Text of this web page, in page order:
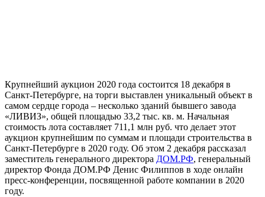
Крупнейший аукцион 2020 года состоится 18 декабря в
Санкт-Петербурге, на торги выставлен уникальный объект в
самом сердце города – несколько зданий бывшего завода
«ЛИВИЗ», общей площадью 33,2 тыс. кв. м. Начальная
стоимость лота составляет 711,1 млн руб. что делает этот
аукцион крупнейшим по суммам и площади строительства в
Санкт-Петербурге в 2020 году. Об этом 2 декабря рассказал
заместитель генерального директора ДОМ.РФ, генеральный
директор Фонда ДОМ.РФ Денис Филиппов в ходе онлайн
пресс-конференции, посвященной работе компании в 2020
году.